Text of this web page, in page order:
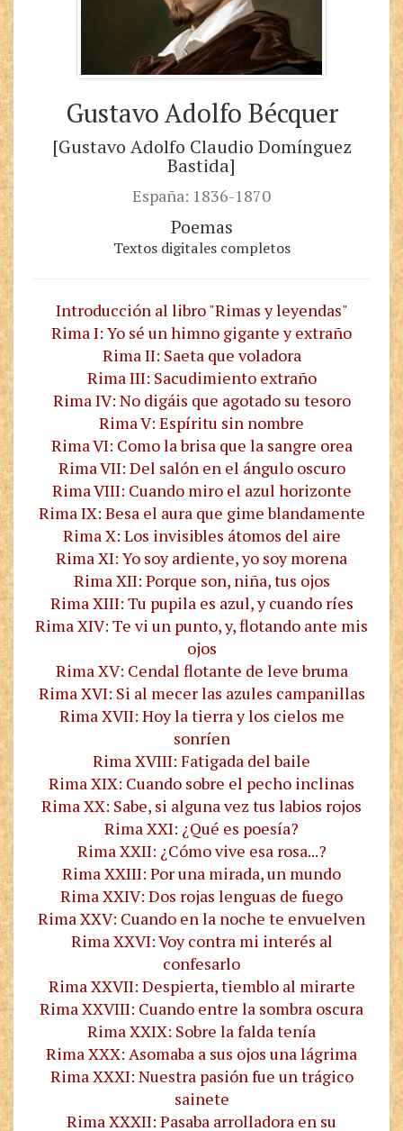
Gustavo Adolfo Bécquer
[Gustavo Adolfo Claudio Domínguez
Bastida]
España: 1836-1870
Poemas
Textos digitales completos
Introducción al libro "Rimas y leyendas"
Rima I: Yo sé un himno gigante y extraño
Rima II: Saeta que voladora
Rima III: Sacudimiento extraño
Rima IV: No digáis que agotado su tesoro
Rima V: Espíritu sin nombre
Rima VI: Como la brisa que la sangre orea
Rima VII: Del salón en el ángulo oscuro
Rima VIII: Cuando miro el azul horizonte
Rima IX: Besa el aura que gime blandamente
Rima X: Los invisibles átomos del aire
Rima XI: Yo soy ardiente, yo soy morena
Rima XII: Porque son, niña, tus ojos
Rima XIII: Tu pupila es azul, y cuando ríes
Rima XIV: Te vi un punto, y, flotando ante mis
ojos
Rima XV: Cendal flotante de leve bruma
Rima XVI: Si al mecer las azules campanillas
Rima XVII: Hoy la tierra y los cielos me
sonríen
Rima XVIII: Fatigada del baile
Rima XIX: Cuando sobre el pecho inclinas
Rima XX: Sabe, si alguna vez tus labios rojos
Rima XXI: ¿Qué es poesía?
Rima XXII: ¿Cómo vive esa rosa...?
Rima XXIII: Por una mirada, un mundo
Rima XXIV: Dos rojas lenguas de fuego
Rima XXV: Cuando en la noche te envuelven
Rima XXVI: Voy contra mi interés al
confesarlo
Rima XXVII: Despierta, tiemblo al mirarte
Rima XXVIII: Cuando entre la sombra oscura
Rima XXIX: Sobre la falda tenía
Rima XXX: Asomaba a sus ojos una lágrima
Rima XXXI: Nuestra pasión fue un trágico
sainete
Rima XXXII: Pasaba arrolladora en su